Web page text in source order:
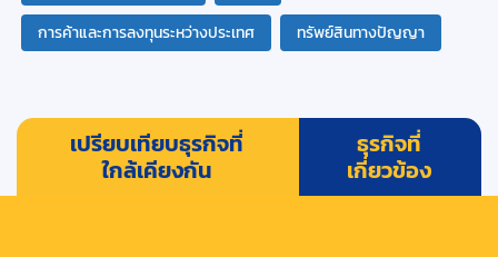
การค้าและการลงทุนระหว่างประเทศ
ทรัพย์สินทางปัญญา
เปรียบเทียบธุรกิจที่
ใกล้เคียงกัน
ธุรกิจที่
เกี่ยวข้อง